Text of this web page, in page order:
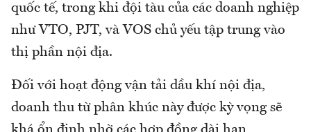
quốc tế, trong khi đội tàu của các doanh nghiệp
như VTO, PJT, và VOS chủ yếu tập trung vào
thị phần nội địa.
Đối với hoạt động vận tải dầu khí nội địa,
doanh thu từ phân khúc này được kỳ vọng sẽ